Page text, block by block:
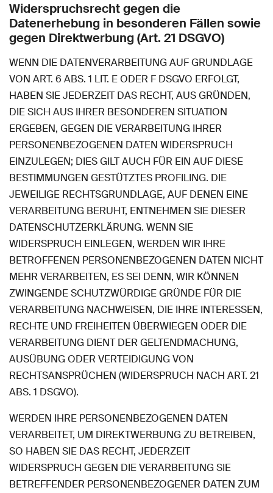
Widerspruchsrecht gegen die
Datenerhebung in besonderen Fällen sowie
gegen Direktwerbung (Art. 21 DSGVO)
WENN DIE DATENVERARBEITUNG AUF GRUNDLAGE
VON ART. 6 ABS. 1 LIT. E ODER F DSGVO ERFOLGT,
HABEN SIE JEDERZEIT DAS RECHT, AUS GRÜNDEN,
DIE SICH AUS IHRER BESONDEREN SITUATION
ERGEBEN, GEGEN DIE VERARBEITUNG IHRER
PERSONENBEZOGENEN DATEN WIDERSPRUCH
EINZULEGEN; DIES GILT AUCH FÜR EIN AUF DIESE
BESTIMMUNGEN GESTÜTZTES PROFILING. DIE
JEWEILIGE RECHTSGRUNDLAGE, AUF DENEN EINE
VERARBEITUNG BERUHT, ENTNEHMEN SIE DIESER
DATENSCHUTZERKLÄRUNG. WENN SIE
WIDERSPRUCH EINLEGEN, WERDEN WIR IHRE
BETROFFENEN PERSONENBEZOGENEN DATEN NICHT
MEHR VERARBEITEN, ES SEI DENN, WIR KÖNNEN
ZWINGENDE SCHUTZWÜRDIGE GRÜNDE FÜR DIE
VERARBEITUNG NACHWEISEN, DIE IHRE INTERESSEN,
RECHTE UND FREIHEITEN ÜBERWIEGEN ODER DIE
VERARBEITUNG DIENT DER GELTENDMACHUNG,
AUSÜBUNG ODER VERTEIDIGUNG VON
RECHTSANSPRÜCHEN (WIDERSPRUCH NACH ART. 21
ABS. 1 DSGVO).
WERDEN IHRE PERSONENBEZOGENEN DATEN
VERARBEITET, UM DIREKTWERBUNG ZU BETREIBEN,
SO HABEN SIE DAS RECHT, JEDERZEIT
WIDERSPRUCH GEGEN DIE VERARBEITUNG SIE
BETREFFENDER PERSONENBEZOGENER DATEN ZUM